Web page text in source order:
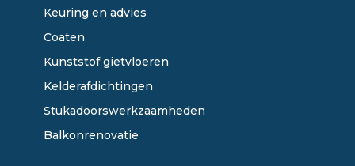
Keuring en advies
Coaten
Kunststof gietvloeren
Kelderafdichtingen
Stukadoorswerkzaamheden
Balkonrenovatie